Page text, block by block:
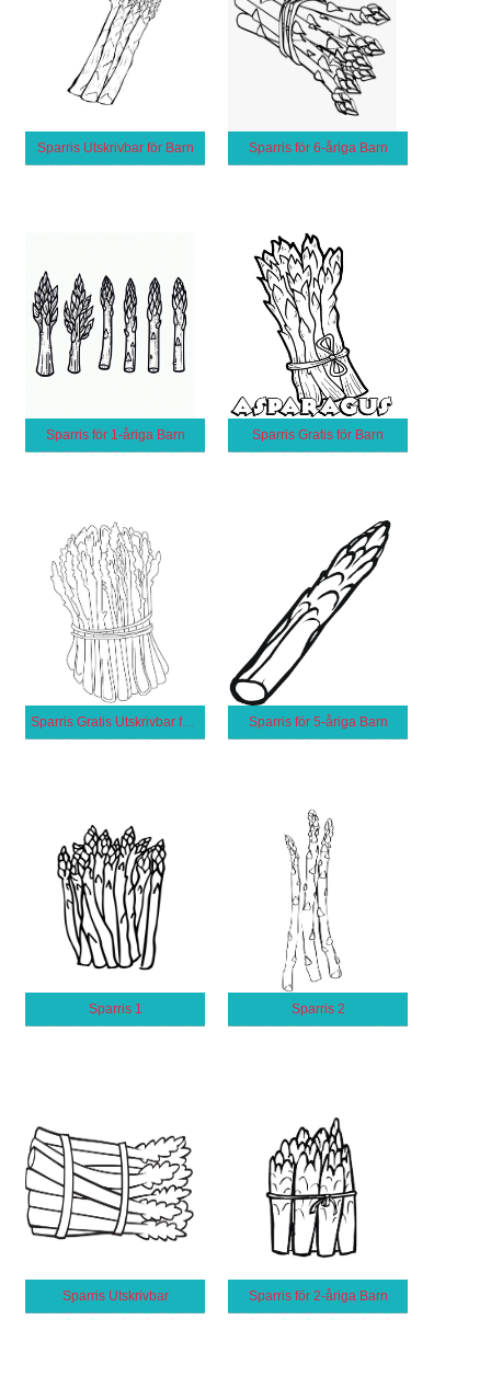
Sparris Utskrivbar för Barn Sparris för 6-åriga Barn
Sparris för 1-åriga Barn Sparris Gratis för Barn
Sparris Gratis Utskrivbar för Barn Sparris för 5-åriga Barn
Sparris 1 Sparris 2
Sparris Utskrivbar Sparris för 2-åriga Barn